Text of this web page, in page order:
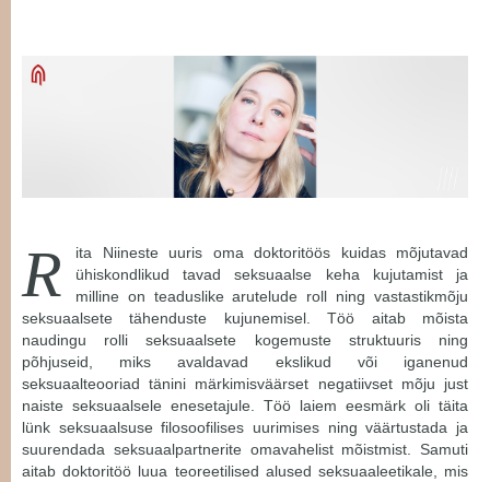
R
ita Niineste uuris oma doktoritöös kuidas mõjutavad
ühiskondlikud tavad seksuaalse keha kujutamist ja
milline on teaduslike arutelude roll ning vastastikmõju
seksuaalsete tähenduste kujunemisel. Töö aitab mõista
naudingu rolli seksuaalsete kogemuste struktuuris ning
põhjuseid, miks avaldavad ekslikud või iganenud
seksuaalteooriad tänini märkimisväärset negatiivset mõju just
naiste seksuaalsele enesetajule. Töö laiem eesmärk oli täita
lünk seksuaalsuse filosoofilises uurimises ning väärtustada ja
suurendada seksuaalpartnerite omavahelist mõistmist. Samuti
aitab doktoritöö luua teoreetilised alused seksuaaleetikale, mis